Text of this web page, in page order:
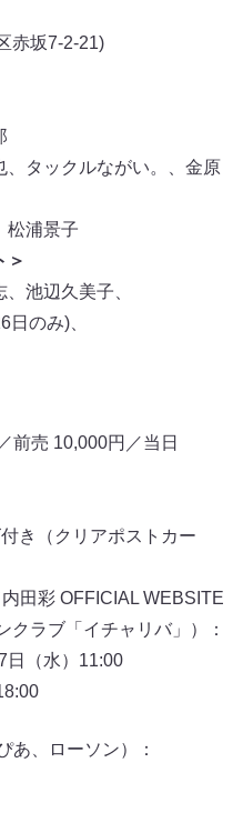
赤坂7-2-21)
タックルながい。、金原
松浦景子
＞
池辺久美子、
のみ)、
前売 10,000円／当日
き（クリアポストカー
田彩 OFFICIAL WEBSITE
クラブ「イチャリバ」）：
日（水）11:00
あ、ローソン）：